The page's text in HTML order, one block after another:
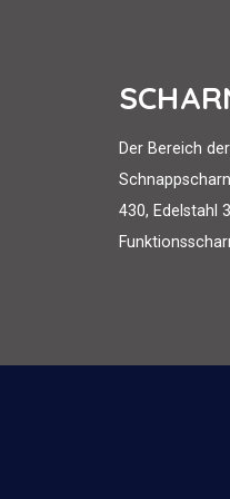
Der Bereich
430, Edelstahl